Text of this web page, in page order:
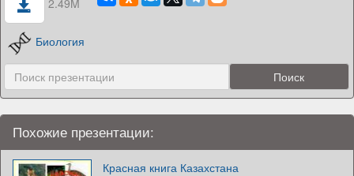
2.49M
Биология
Похожие презентации:
Красная книга Казахстана